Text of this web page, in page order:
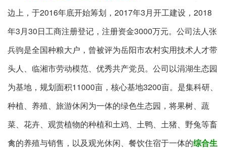
边上，于2016年底开始筹划，2017年3月开工建设，2018
年3月30日工商注册登记，注册资金3000万元。公司法人张
兵驹是全国种粮大户，曾被评为岳阳市农村实用技术人才带
头人、临湘市劳动模范、优秀共产党员。公司以涓湖生态园
为基地，规划面积11000亩，核心基地3200亩。是集科研、
种植、养殖、旅游休闲为一体的绿色生态园，将果树、蔬
菜、花卉、观赏植物的种植和土鸡、土鸭、土猪、野兔等畜
禽的养殖与销售，以及观光休闲、餐饮住宿于一体的综合生